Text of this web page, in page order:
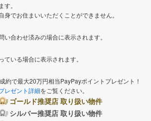
。
でお住まいいただくことができません。
い合わせ済みの場合に表示されます。
いる場合に表示されます。
約で最大20万円相当PayPayポイントプレゼント！
レゼント詳細をご覧ください。
ゴールド推奨店 取り扱い物件
シルバー推奨店 取り扱い物件